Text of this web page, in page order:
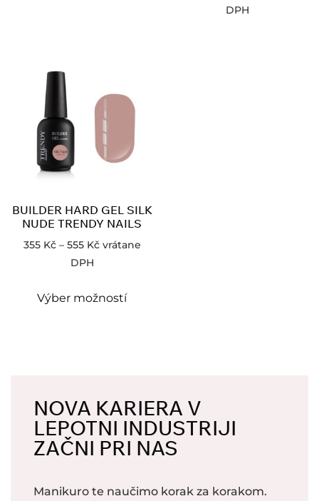
DPH
BUILDER HARD GEL SILK
NUDE TRENDY NAILS
355 Kč – 555 Kč vrátane
DPH
Výber možností
NOVA KARIERA V
LEPOTNI INDUSTRIJI
ZAČNI PRI NAS
Manikuro te naučimo korak za korakom.